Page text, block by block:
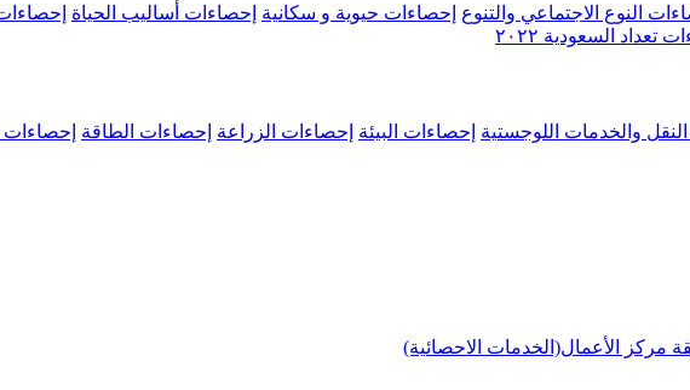
النوع الاجتماعي والتنوع إحصاءات حيوية و سكانية إحصاءات أساليب الحياة
تعداد السعودية ٢٠٢٢
والخدمات اللوجستية إحصاءات البيئة إحصاءات الزراعة إحصاءات الطاقة إحصاءات
مركز الأعمال(الخدمات الاحصائية)